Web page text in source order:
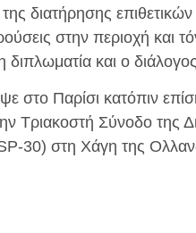
διατήρησης
στην περιοχή και
διπλωματία και ο
στο Παρίσι κατόπιν
Τριακοστή Σύνοδο
30) στη Χάγη της